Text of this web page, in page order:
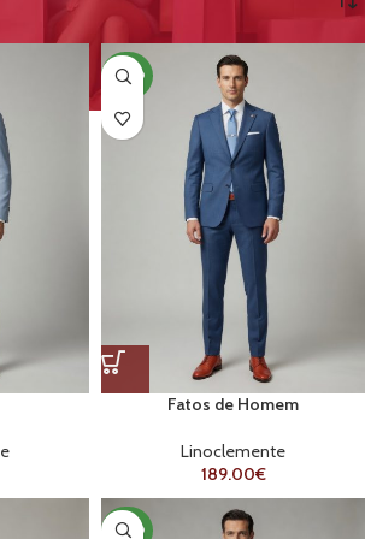
NOVO
Fatos de Homem
Linoclemente
189.00€
NOVO